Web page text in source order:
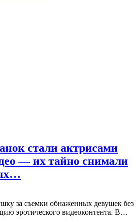
стали актрисами
— их тайно снимали
за съемки обнаженных девушек без
эротического видеоконтента. В…